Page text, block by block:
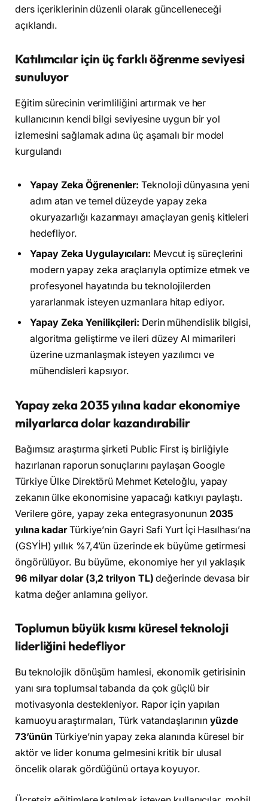
ders içeriklerinin düzenli olarak güncelleneceği
açıklandı.
Katılımcılar için üç farklı öğrenme seviyesi
sunuluyor
Eğitim sürecinin verimliliğini artırmak ve her
kullanıcının kendi bilgi seviyesine uygun bir yol
izlemesini sağlamak adına üç aşamalı bir model
kurgulandı
Yapay Zeka Öğrenenler: Teknoloji dünyasına yeni
adım atan ve temel düzeyde yapay zeka
okuryazarlığı kazanmayı amaçlayan geniş kitleleri
hedefliyor.
Yapay Zeka Uygulayıcıları: Mevcut iş süreçlerini
modern yapay zeka araçlarıyla optimize etmek ve
profesyonel hayatında bu teknolojilerden
yararlanmak isteyen uzmanlara hitap ediyor.
Yapay Zeka Yenilikçileri: Derin mühendislik bilgisi,
algoritma geliştirme ve ileri düzey AI mimarileri
üzerine uzmanlaşmak isteyen yazılımcı ve
mühendisleri kapsıyor.
Yapay zeka 2035 yılına kadar ekonomiye
milyarlarca dolar kazandırabilir
Bağımsız araştırma şirketi Public First iş birliğiyle
hazırlanan raporun sonuçlarını paylaşan Google
Türkiye Ülke Direktörü Mehmet Keteloğlu, yapay
zekanın ülke ekonomisine yapacağı katkıyı paylaştı.
Verilere göre, yapay zeka entegrasyonunun 2035
yılına kadarTürkiye’nin Gayri Safi Yurt İçi Hasılhası’na
(GSYİH) yıllık %7,4’ün üzerinde ek büyüme getirmesi
öngörülüyor. Bu büyüme, ekonomiye her yıl yaklaşık
96 milyar dolar (3,2 trilyon TL) değerinde devasa bir
katma değer anlamına geliyor.
Toplumun büyük kısmı küresel teknoloji
liderliğini hedefliyor
Bu teknolojik dönüşüm hamlesi, ekonomik getirisinin
yanı sıra toplumsal tabanda da çok güçlü bir
motivasyonla destekleniyor. Rapor için yapılan
kamuoyu araştırmaları, Türk vatandaşlarının yüzde
73’ünün Türkiye’nin yapay zeka alanında küresel bir
aktör ve lider konuma gelmesini kritik bir ulusal
öncelik olarak gördüğünü ortaya koyuyor.